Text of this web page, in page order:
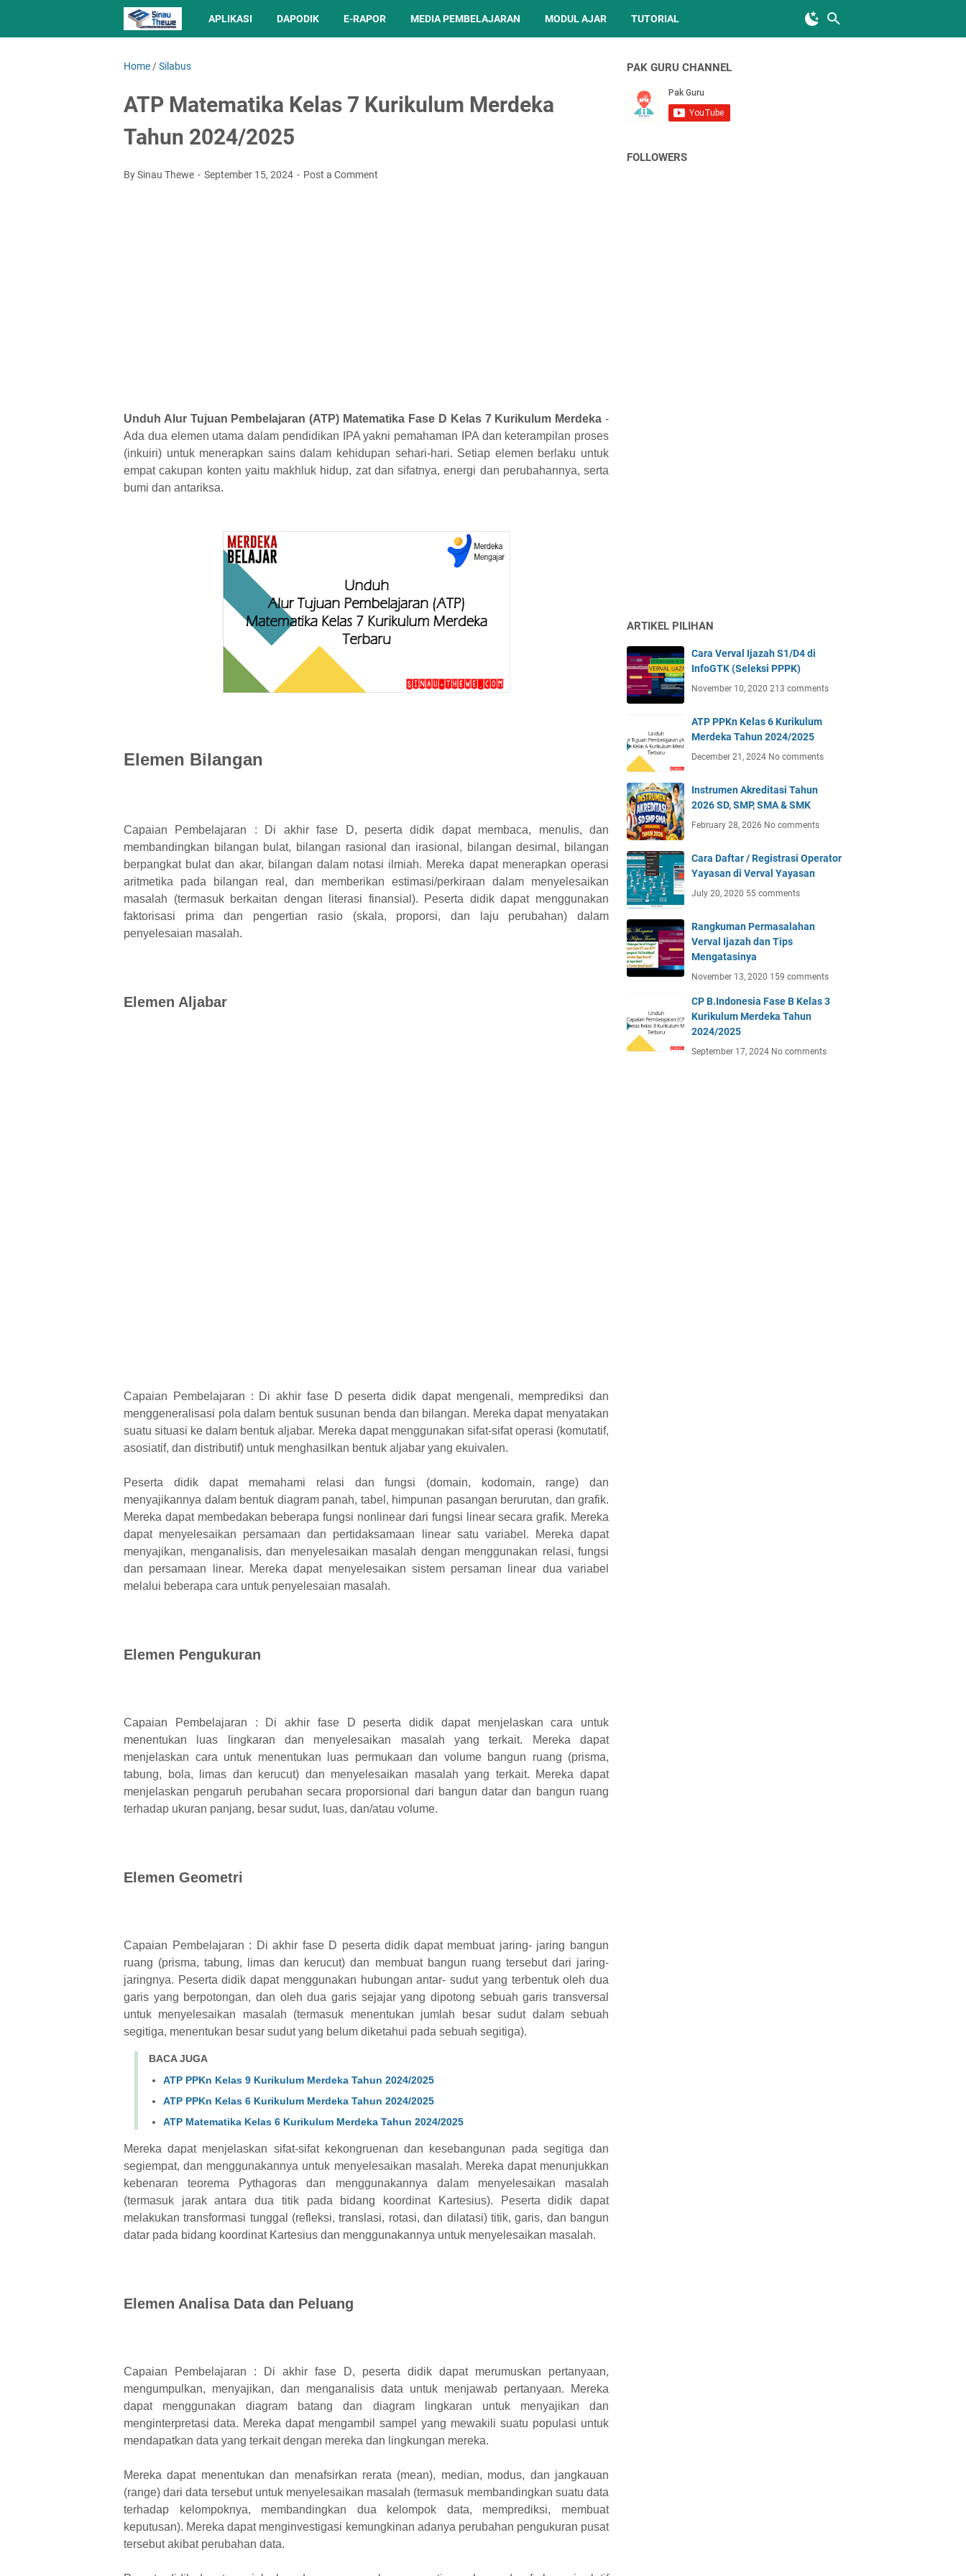
APLIKASI DAPODIK E-RAPOR MEDIA PEMBELAJARAN MODUL AJAR TUTORIAL
Home /Silabus
ATP Matematika Kelas 7 Kurikulum Merdeka
Tahun 2024/2025
By Sinau Thewe September 15, 2024 Post a Comment
Unduh Alur Tujuan Pembelajaran (ATP) Matematika Fase D Kelas 7 Kurikulum Merdeka -
Ada dua elemen utama dalam pendidikan IPA yakni pemahaman IPA dan keterampilan proses
(inkuiri) untuk menerapkan sains dalam kehidupan sehari-hari. Setiap elemen berlaku untuk
empat cakupan konten yaitu makhluk hidup, zat dan sifatnya, energi dan perubahannya, serta
bumi dan antariksa.
Elemen Bilangan
Capaian Pembelajaran : Di akhir fase D, peserta didik dapat membaca, menulis, dan
membandingkan bilangan bulat, bilangan rasional dan irasional, bilangan desimal, bilangan
berpangkat bulat dan akar, bilangan dalam notasi ilmiah. Mereka dapat menerapkan operasi
aritmetika pada bilangan real, dan memberikan estimasi/perkiraan dalam menyelesaikan
masalah (termasuk berkaitan dengan literasi finansial). Peserta didik dapat menggunakan
faktorisasi prima dan pengertian rasio (skala, proporsi, dan laju perubahan) dalam
penyelesaian masalah.
Elemen Aljabar
Capaian Pembelajaran : Di akhir fase D peserta didik dapat mengenali, memprediksi dan
menggeneralisasi pola dalam bentuk susunan benda dan bilangan. Mereka dapat menyatakan
suatu situasi ke dalam bentuk aljabar. Mereka dapat menggunakan sifat-sifat operasi (komutatif,
asosiatif, dan distributif) untuk menghasilkan bentuk aljabar yang ekuivalen.
Peserta didik dapat memahami relasi dan fungsi (domain, kodomain, range) dan
menyajikannya dalam bentuk diagram panah, tabel, himpunan pasangan berurutan, dan grafik.
Mereka dapat membedakan beberapa fungsi nonlinear dari fungsi linear secara grafik. Mereka
dapat menyelesaikan persamaan dan pertidaksamaan linear satu variabel. Mereka dapat
menyajikan, menganalisis, dan menyelesaikan masalah dengan menggunakan relasi, fungsi
dan persamaan linear. Mereka dapat menyelesaikan sistem persaman linear dua variabel
melalui beberapa cara untuk penyelesaian masalah.
Elemen Pengukuran
Capaian Pembelajaran : Di akhir fase D peserta didik dapat menjelaskan cara untuk
menentukan luas lingkaran dan menyelesaikan masalah yang terkait. Mereka dapat
menjelaskan cara untuk menentukan luas permukaan dan volume bangun ruang (prisma,
tabung, bola, limas dan kerucut) dan menyelesaikan masalah yang terkait. Mereka dapat
menjelaskan pengaruh perubahan secara proporsional dari bangun datar dan bangun ruang
terhadap ukuran panjang, besar sudut, luas, dan/atau volume.
Elemen Geometri
Capaian Pembelajaran : Di akhir fase D peserta didik dapat membuat jaring- jaring bangun
ruang (prisma, tabung, limas dan kerucut) dan membuat bangun ruang tersebut dari jaring-
jaringnya. Peserta didik dapat menggunakan hubungan antar- sudut yang terbentuk oleh dua
garis yang berpotongan, dan oleh dua garis sejajar yang dipotong sebuah garis transversal
untuk menyelesaikan masalah (termasuk menentukan jumlah besar sudut dalam sebuah
segitiga, menentukan besar sudut yang belum diketahui pada sebuah segitiga).
BACA JUGA
ATP PPKn Kelas 9 Kurikulum Merdeka Tahun 2024/2025
ATP PPKn Kelas 6 Kurikulum Merdeka Tahun 2024/2025
ATP Matematika Kelas 6 Kurikulum Merdeka Tahun 2024/2025
Mereka dapat menjelaskan sifat-sifat kekongruenan dan kesebangunan pada segitiga dan
segiempat, dan menggunakannya untuk menyelesaikan masalah. Mereka dapat menunjukkan
kebenaran teorema Pythagoras dan menggunakannya dalam menyelesaikan masalah
(termasuk jarak antara dua titik pada bidang koordinat Kartesius). Peserta didik dapat
melakukan transformasi tunggal (refleksi, translasi, rotasi, dan dilatasi) titik, garis, dan bangun
datar pada bidang koordinat Kartesius dan menggunakannya untuk menyelesaikan masalah.
Elemen Analisa Data dan Peluang
Capaian Pembelajaran : Di akhir fase D, peserta didik dapat merumuskan pertanyaan,
mengumpulkan, menyajikan, dan menganalisis data untuk menjawab pertanyaan. Mereka
dapat menggunakan diagram batang dan diagram lingkaran untuk menyajikan dan
menginterpretasi data. Mereka dapat mengambil sampel yang mewakili suatu populasi untuk
mendapatkan data yang terkait dengan mereka dan lingkungan mereka.
Mereka dapat menentukan dan menafsirkan rerata (mean), median, modus, dan jangkauan
(range) dari data tersebut untuk menyelesaikan masalah (termasuk membandingkan suatu data
terhadap kelompoknya, membandingkan dua kelompok data, memprediksi, membuat
keputusan). Mereka dapat menginvestigasi kemungkinan adanya perubahan pengukuran pusat
tersebut akibat perubahan data.
PAK GURU CHANNEL
FOLLOWERS
ARTIKEL PILIHAN
Cara Verval Ijazah S1/D4 di
InfoGTK (Seleksi PPPK)
November 10, 2020 213 comments
ATP PPKn Kelas 6 Kurikulum
Merdeka Tahun 2024/2025
December 21, 2024 No comments
Instrumen Akreditasi Tahun
2026 SD, SMP, SMA & SMK
February 28, 2026 No comments
Cara Daftar / Registrasi Operator
Yayasan di Verval Yayasan
July 20, 2020 55 comments
Rangkuman Permasalahan
Verval Ijazah dan Tips
Mengatasinya
November 13, 2020 159 comments
CP B.Indonesia Fase B Kelas 3
Kurikulum Merdeka Tahun
2024/2025
September 17, 2024 No comments